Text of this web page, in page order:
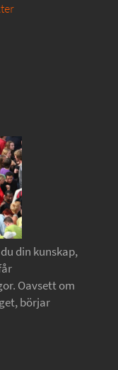
din kunskap,
Oavsett om
börjar